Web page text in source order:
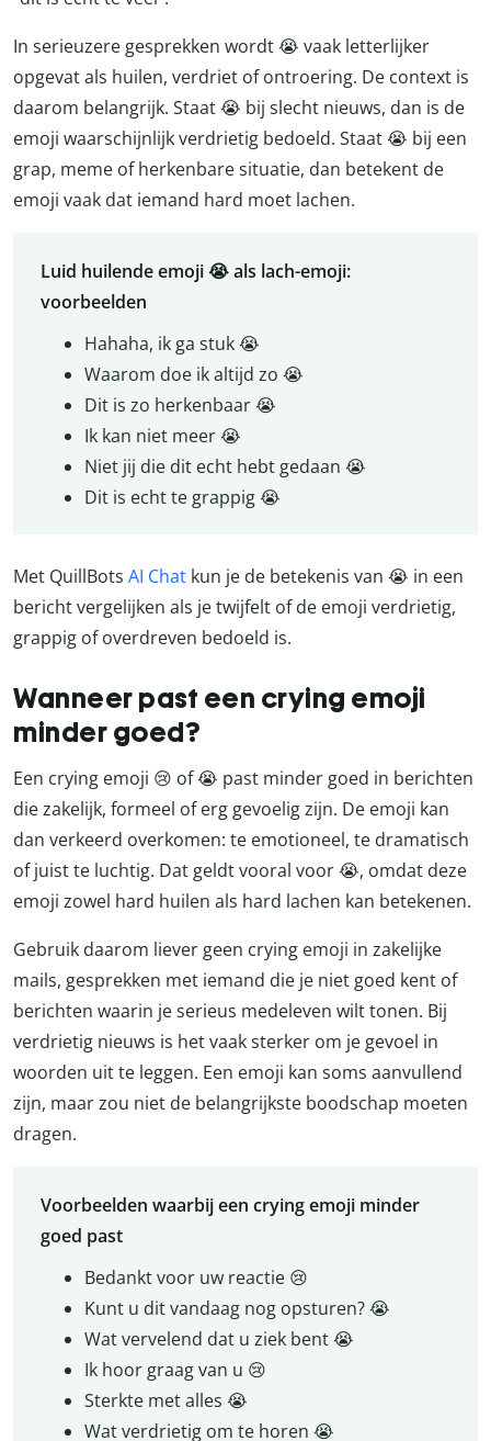
In serieuzere gesprekken wordt 😭 vaak letterlijker
opgevat als huilen, verdriet of ontroering. De context is
daarom belangrijk. Staat 😭 bij slecht nieuws, dan is de
emoji waarschijnlijk verdrietig bedoeld. Staat 😭 bij een
grap, meme of herkenbare situatie, dan betekent de
emoji vaak dat iemand hard moet lachen.
Luid huilende emoji 😭 als lach-emoji:
voorbeelden
Hahaha, ik ga stuk 😭
Waarom doe ik altijd zo 😭
Dit is zo herkenbaar 😭
Ik kan niet meer 😭
Niet jij die dit echt hebt gedaan 😭
Dit is echt te grappig 😭
Met QuillBots AI Chat kun je de betekenis van 😭 in een
bericht vergelijken als je twijfelt of de emoji verdrietig,
grappig of overdreven bedoeld is.
Wanneer past een crying emoji
minder goed?
Een crying emoji 😢 of 😭 past minder goed in berichten
die zakelijk, formeel of erg gevoelig zijn. De emoji kan
dan verkeerd overkomen: te emotioneel, te dramatisch
of juist te luchtig. Dat geldt vooral voor 😭, omdat deze
emoji zowel hard huilen als hard lachen kan betekenen.
Gebruik daarom liever geen crying emoji in zakelijke
mails, gesprekken met iemand die je niet goed kent of
berichten waarin je serieus medeleven wilt tonen. Bij
verdrietig nieuws is het vaak sterker om je gevoel in
woorden uit te leggen. Een emoji kan soms aanvullend
zijn, maar zou niet de belangrijkste boodschap moeten
dragen.
Voorbeelden waarbij een crying emoji minder
goed past
Bedankt voor uw reactie 😢
Kunt u dit vandaag nog opsturen? 😭
Wat vervelend dat u ziek bent 😭
Ik hoor graag van u 😢
Sterkte met alles 😭
Wat verdrietig om te horen 😭